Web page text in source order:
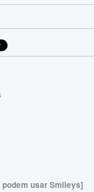
usar Smileys]